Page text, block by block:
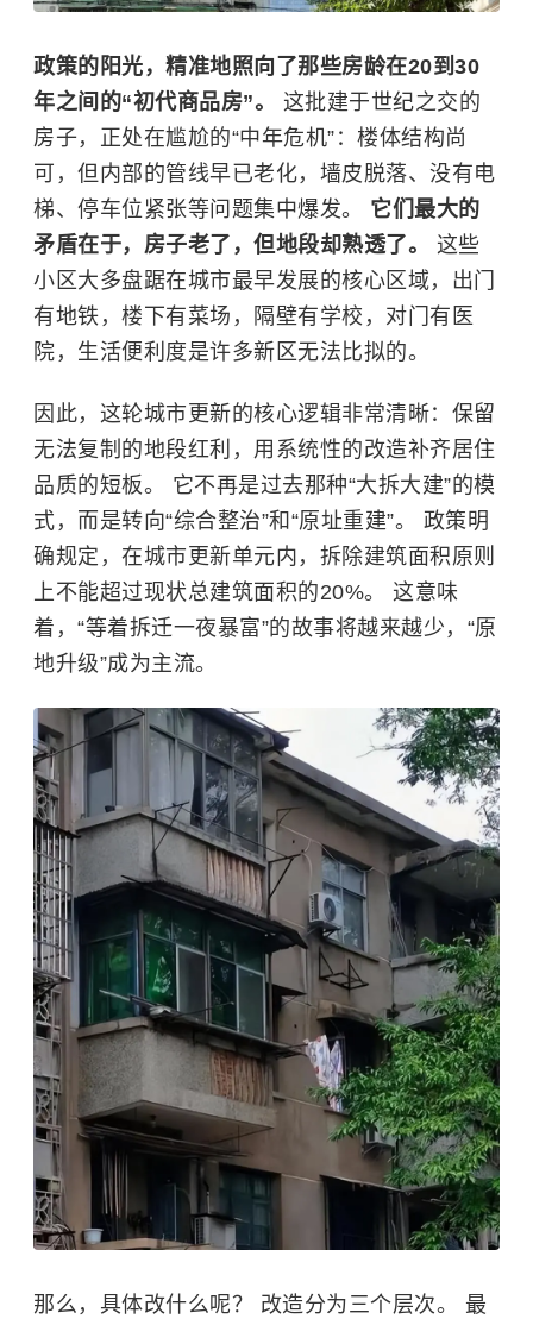
政策的阳光，精准地照向了那些房龄在20到30
年之间的“初代商品房”。 这批建于世纪之交的
房子，正处在尴尬的“中年危机”：楼体结构尚
可，但内部的管线早已老化，墙皮脱落、没有电
梯、停车位紧张等问题集中爆发。 它们最大的
矛盾在于，房子老了，但地段却熟透了。 这些
小区大多盘踞在城市最早发展的核心区域，出门
有地铁，楼下有菜场，隔壁有学校，对门有医
院，生活便利度是许多新区无法比拟的。
因此，这轮城市更新的核心逻辑非常清晰：保留
无法复制的地段红利，用系统性的改造补齐居住
品质的短板。 它不再是过去那种“大拆大建”的模
式，而是转向“综合整治”和“原址重建”。 政策明
确规定，在城市更新单元内，拆除建筑面积原则
上不能超过现状总建筑面积的20%。 这意味
着，“等着拆迁一夜暴富”的故事将越来越少，“原
地升级”成为主流。
那么，具体改什么呢？ 改造分为三个层次。 最